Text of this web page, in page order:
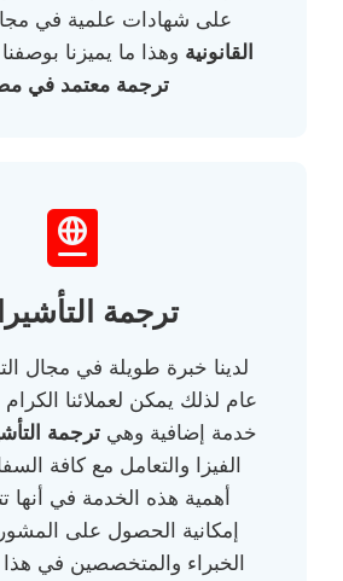
على شهادات علمية في
القانونية وهذا ما يميزنا
ترجمة معتمد في
ترجمة
لدينا خبرة طويلة في مجال
عام لذلك يمكن لعملائنا
خدمة إضافية وهيترجمة
الفيزا والتعامل مع كافة
أهمية هذه الخدمة في أنها
إمكانية الحصول على
الخبراء والمتخصصين في هذا